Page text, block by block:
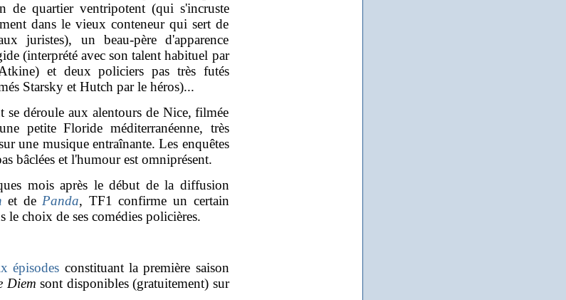
de quartier ventripotent (qui s'incruste
dans le vieux conteneur qui sert de
juristes), un beau-père d'apparence
(interprété avec son talent habituel par
et deux policiers pas très futés
Starsky et Hutch par le héros)...
déroule aux alentours de Nice, filmée
petite Floride méditerranéenne, très
une musique entraînante. Les enquêtes
bâclées et l'humour est omniprésent.
mois après le début de la diffusion
et de Panda, TF1 confirme un certain
le choix de ses comédies policières.
épisodes constituant la première saison
Diem sont disponibles (gratuitement) sur